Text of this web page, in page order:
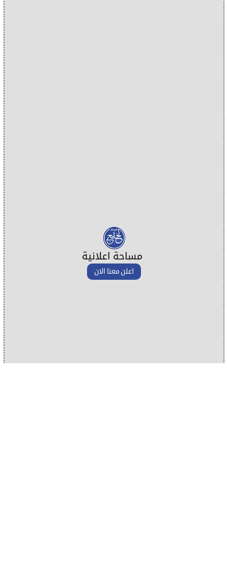
مساحة اعلانية
اعلن معنا الان